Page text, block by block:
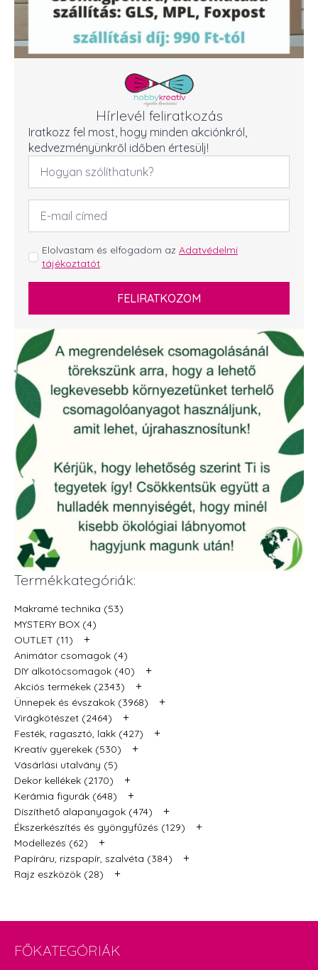
Hírlevél feliratkozás
Iratkozz fel most, hogy minden akciónkról,
kedvezményünkről időben értesülj!
Név
Email
cím
GDPR
*
Elolvastam és elfogadom az Adatvédelmi
tájékoztatót.
FELIRATKOZOM
Termékkategóriák:
Makramé technika (53)
MYSTERY BOX (4)
OUTLET (11)
+
Animátor csomagok (4)
DIY alkotócsomagok (40)
+
Akciós termékek (2343) +
Ünnepek és évszakok (3968) +
Virágkötészet (2464) +
Festék, ragasztó, lakk (427) +
Kreatív gyerekek (530) +
Vásárlási utalvány (5)
Dekor kellékek (2170)
+
Kerámia figurák (648) +
Díszíthető alapanyagok (474) +
Ékszerkészítés és gyöngyfűzés (129) +
Modellezés (62) +
Papíráru, rizspapír, szalvéta (384) +
Rajz eszközök (28) +
FŐKATEGÓRIÁK